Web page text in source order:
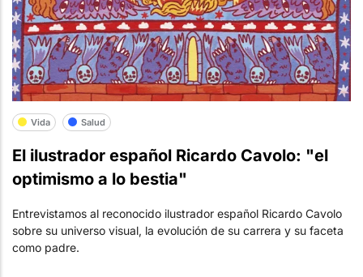
Vida Salud
El ilustrador español Ricardo Cavolo: "el
optimismo a lo bestia"
Entrevistamos al reconocido ilustrador español Ricardo Cavolo
sobre su universo visual, la evolución de su carrera y su faceta
como padre.